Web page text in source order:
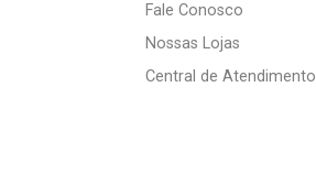
Fale Conosco
Nossas Lojas
Central de Atendimento